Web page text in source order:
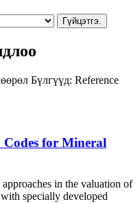
Гүйцэтгэ.
Бүлгүүд: Reference
Codes for Mineral
in the valuation of
specially developed